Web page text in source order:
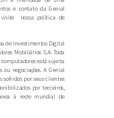
e contato da Genial
visite nossa política de
de Investimentos Digital
Mobiliários S.A. Toda
está sujeita
negociações. A Genial
sofridos por seus clientes
por terceiros,
à rede mundial de